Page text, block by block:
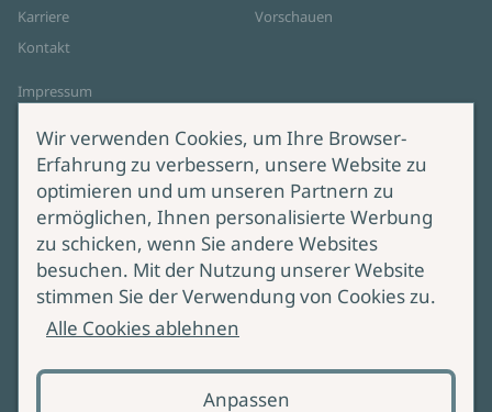
Karriere
Kontakt
Impressum
Cookie-Einstellungen
AGB Online Shop
Vorschauen
Service
Lieferung & Versand
Produktsicherheit
Bei Fragen zur Produktsicherheit
wenden Sie sich bitte an
Wir verwenden Cookies, um Ihre Browser-
Erfahrung zu verbessern, unsere Website zu
optimieren und um unseren Partnern zu
ermöglichen, Ihnen personalisierte Werbung
zu schicken, wenn Sie andere Websites
besuchen. Mit der Nutzung unserer Website
stimmen Sie der Verwendung von Cookies zu.
Alle Cookies ablehnen
Anpassen